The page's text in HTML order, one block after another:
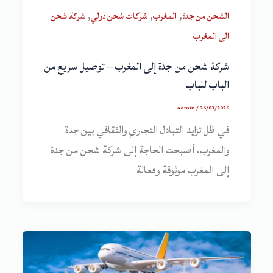
الشحن من جدة, المغرب,شركات شحن دولي,شركة شحن
الى المغرب
شركة شحن من جدة إلى المغرب – توصيل سريع من
الباب للباب
admin/26/03/2026
في ظل تزايد التبادل التجاري والثقافي بين جدة
والمغرب، أصبحت الحاجة إلى شركة شحن من جدة
إلى المغرب موثوقة وفعالة